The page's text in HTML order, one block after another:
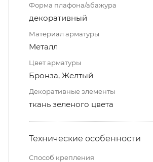
Форма плафона/абажура
декоративный
Материал арматуры
Металл
Цвет арматуры
Бронза, Желтый
Декоративные элементы
ткань зеленого цвета
Технические особенности
Способ крепления